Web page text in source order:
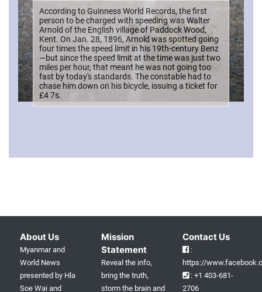
According to Guinness World Records, the first
person to be charged with speeding was Walter
Arnold of the English village of Paddock Wood,
Kent. On Jan. 28, 1896, Arnold was spotted going
four times the speed limit in his 19th-century Benz
—but since the speed limit at the time was just two
miles per hour, that meant he was not going too
fast by today's standards. The constable had to
chase him down on his bicycle, issuing a ticket for
£4 7s.
About Us
Myanmar and
World News
presented by Hla
Soe Wai and
Mission
Statement
Reveal the info,
bring the truth,
storm the brain and
Contact Us
:
https://
: +1 403-681-
2706